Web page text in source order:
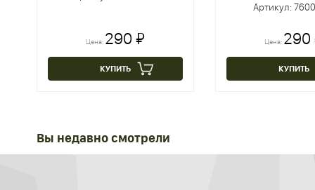
Цена: 290 ₽
КУПИТЬ
Артикул:
Цена: 290
КУПИТЬ
Вы недавно смотрели